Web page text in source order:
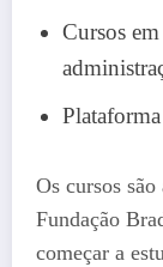
Cursos
Os cursos
Fundação
começar a